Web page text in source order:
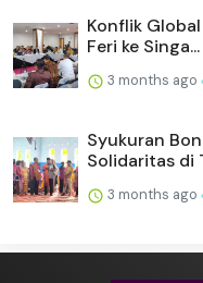
Konflik
Feri ke Singa...
3 months ago
Syukuran
Solidaritas di
3 months ago